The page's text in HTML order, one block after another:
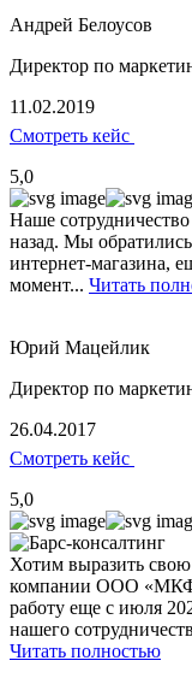
Андрей Белоусов
Директор по
11.02.2019
Смотреть кейс
5,0
Наше сотрудничество
назад. Мы обратились
интернет-магазина,
момент... Читать
Юрий Мацейлик
Директор по
26.04.2017
Смотреть кейс
5,0
Хотим выразить
компании ООО
работу еще с июля
нашего
Читать полностью